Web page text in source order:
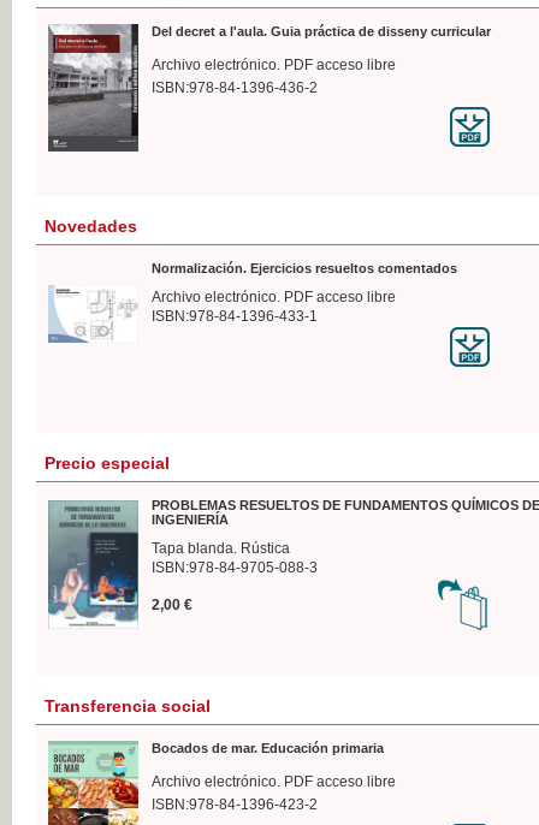
Del decret a l'aula. Guia práctica de disseny curricular
Archivo electrónico. PDF acceso libre
ISBN:978-84-1396-436-2
Novedades
Normalización. Ejercicios resueltos comentados
Archivo electrónico. PDF acceso libre
ISBN:978-84-1396-433-1
Precio especial
PROBLEMAS RESUELTOS DE FUNDAMENTOS QUÍMICOS
INGENIERÍA
Tapa blanda. Rústica
ISBN:978-84-9705-088-3
2,00 €
Transferencia social
Bocados de mar. Educación primaria
Archivo electrónico. PDF acceso libre
ISBN:978-84-1396-423-2